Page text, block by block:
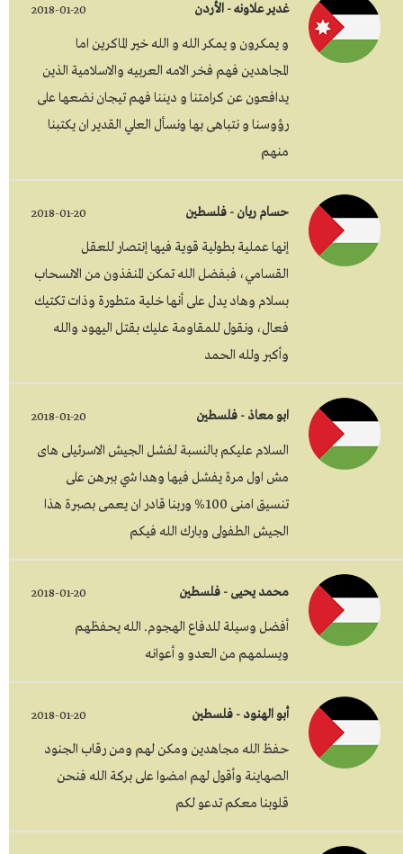
غدير علاونه - الأردن 2018-01-20
و يمكرون و يمكر الله و الله خير الماكرين اما
المجاهدين فهم فخر الامه العربيه والاسلامية الذين
يدافعون عن كرامتنا و ديننا فهم تيجان نضعها على
رؤوسنا و نتباهى بها ونسأل العلي القدير ان يكتبنا
منهم
حسام ريان - فلسطين 2018-01-20
إنها عملية بطولية قوية فيها إنتصار للعقل
القسامي، فبفضل الله تمكن المنفذون من الانسحاب
بسلام وهاد يدل على أنها خلية متطورة وذات تكتيك
فعال، ونقول للمقاومة عليك بقتل اليهود والله
وأكبر ولله الحمد
ابو معاذ - فلسطين 2018-01-20
السلام عليكم بالنسبة لفشل الجيش الاسرئيلى هاى
مش اول مرة يفشل فيها وهدا شي ببرهن على
تنسيق امنى 100% وربنا قادر ان يعمى بصبرة هذا
الجيش الطفولى وبارك الله فيكم
محمد يحيى - فلسطين 2018-01-20
أفضل وسيلة للدفاع الهجوم. الله يحفظهم
ويسلمهم من العدو و أعوانه
أبو الهنود - فلسطين 2018-01-20
حفظ الله مجاهدين ومكن لهم ومن رقاب الجنود
الصهاينة وأقول لهم امضوا على بركة الله فنحن
قلوبنا معكم تدعو لكم